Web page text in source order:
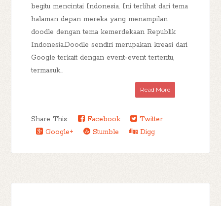
begitu mencintai Indonesia. Ini terlihat dari tema
halaman depan mereka yang menampilan
doodle dengan tema kemerdekaan Republik
Indonesia.Doodle sendiri merupakan kreasi dari
Google terkait dengan event-event tertentu,
termasuk...
Read More
Share This: Facebook
Twitter
Google+
Stumble Digg